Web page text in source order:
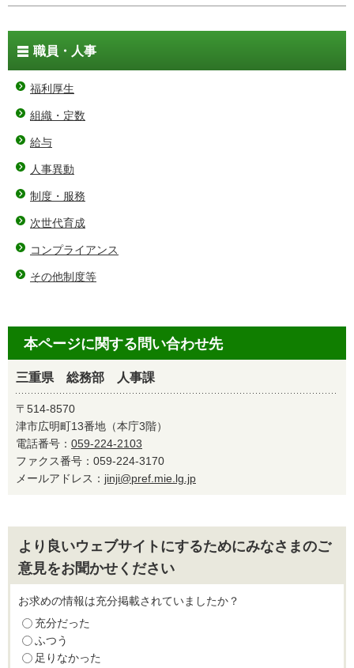
職員・人事
福利厚生
組織・定数
給与
人事異動
制度・服務
次世代育成
コンプライアンス
その他制度等
本ページに関する問い合わせ先
三重県 総務部 人事課
〒514-8570
津市広明町13番地（本庁3階）
電話番号： 059-224-2103
ファクス番号：059-224-3170
メールアドレス： jinji@pref.mie.lg.jp
より良いウェブサイトにするためにみなさまのご
意見をお聞かせください
お求めの情報は充分掲載されていましたか？
充分だった
ふつう
足りなかった